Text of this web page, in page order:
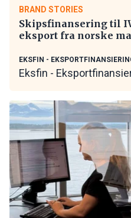
BRAND STORIES
Skipsfinansering til
eksport fra norske
EKSFIN -
Eksfin -